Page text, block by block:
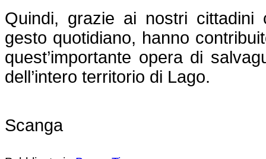
Quindi, grazie ai nostri cittadini
gesto quotidiano, hanno
quest’importante opera di
dell’intero territorio di Lago.
Scanga